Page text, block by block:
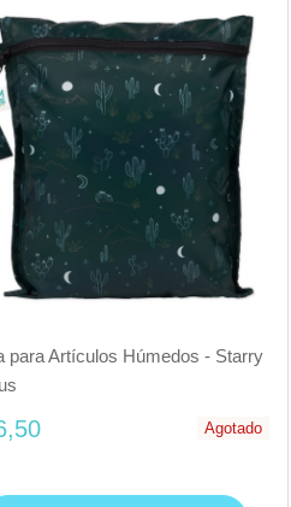
para Artículos Húmedos - Starry
Agotado